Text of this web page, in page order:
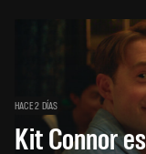
HACE 2 DÍAS
Kit Connor